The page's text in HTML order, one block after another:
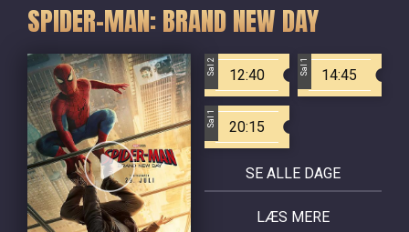
SPIDER-MAN: BRAND NEW DAY
Sal 2 12:40 Sal 1 14:45
Sal 1 20:15
SE ALLE DAGE
LÆS MERE